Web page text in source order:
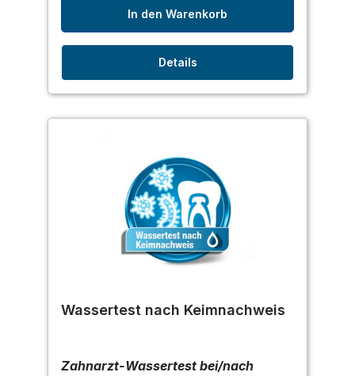
In den Warenkorb
Details
Wassertest nach Keimnachweis
Zahnarzt-Wassertest bei/nach